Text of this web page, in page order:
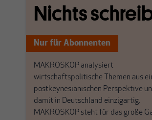
Nichts
Nur für Abonnenten
MAKROSKOP analysiert
wirtschaftspolitische Themen aus
postkeynesianischen Perspektive
damit in Deutschland einzigartig.
MAKROSKOP steht für das große